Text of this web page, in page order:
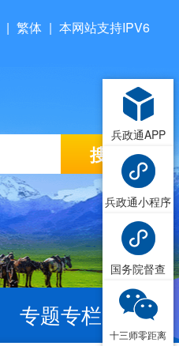
| 繁体 | 本网站支持IPV6
专题专栏
兵政通APP
兵政通小程序
国务院督查
十三师零距离